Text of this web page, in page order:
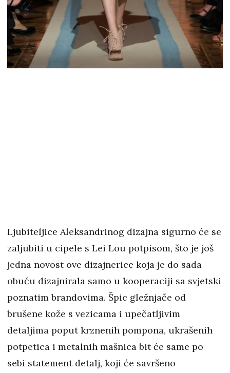
Ljubiteljice Aleksandrinog dizajna sigurno će se
zaljubiti u cipele s Lei Lou potpisom, što je još
jedna novost ove dizajnerice koja je do sada
obuću dizajnirala samo u kooperaciji sa svjetski
poznatim brandovima. Špic gležnjače od
brušene kože s vezicama i upečatljivim
detaljima poput krznenih pompona, ukrašenih
potpetica i metalnih mašnica bit će same po
sebi statement detalj, koji će savršeno